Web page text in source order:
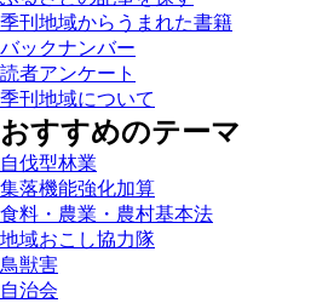
季刊地域からうまれた書籍
バックナンバー
読者アンケート
季刊地域について
おすすめのテーマ
自伐型林業
集落機能強化加算
食料・農業・農村基本法
地域おこし協力隊
鳥獣害
自治会